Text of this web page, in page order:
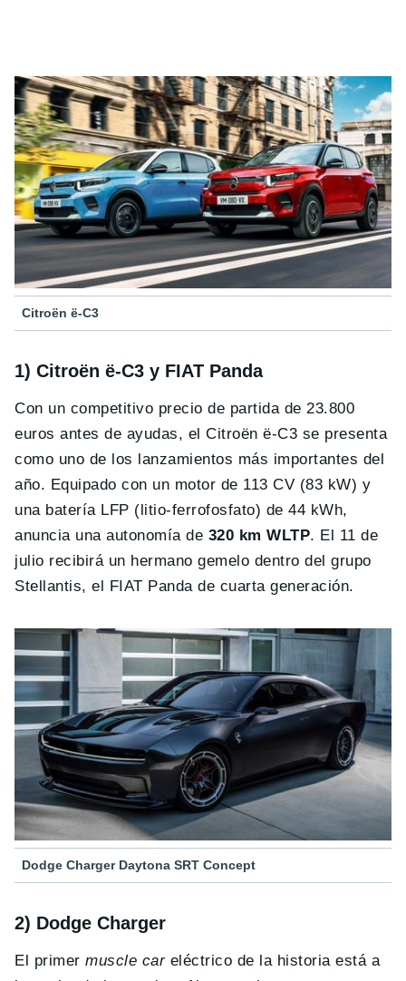
Citroën ë-C3
1) Citroën ë-C3 y FIAT Panda
Con un competitivo precio de partida de 23.800
euros antes de ayudas, el Citroën ë-C3 se presenta
como uno de los lanzamientos más importantes del
año. Equipado con un motor de 113 CV (83 kW) y
una batería LFP (litio-ferrofosfato) de 44 kWh,
anuncia una autonomía de 320 km WLTP. El 11 de
julio recibirá un hermano gemelo dentro del grupo
Stellantis, el FIAT Panda de cuarta generación.
Dodge Charger Daytona SRT Concept
2) Dodge Charger
El primermuscle careléctrico de la historia está a